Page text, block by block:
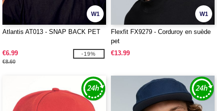
W1
Atlantis AT013 - SNAP BACK PET
€6.99
€8.60
-19%
W1
Flexfit FX9279 - Corduroy en suède
pet
€13.99